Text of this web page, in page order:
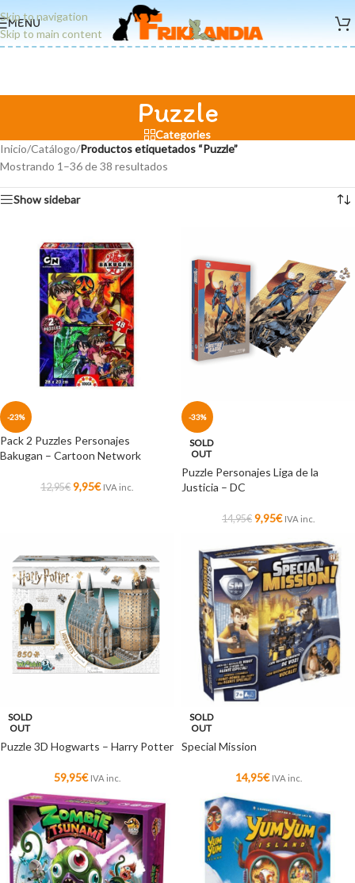
Skip to navigation
Skip to main content
MENU
Puzzle
Categories
Inicio/Catálogo/Productos etiquetados “Puzzle”
Mostrando 1–36 de 38 resultados
Show sidebar
-23%
Pack 2 Puzzles Personajes
Bakugan – Cartoon Network
12,95€ 9,95€ IVA inc.
-33%
SOLD
OUT
Puzzle Personajes Liga de la
Justicia – DC
14,95€ 9,95€ IVA inc.
SOLD
OUT
Puzzle 3D Hogwarts – Harry Potter
59,95€ IVA inc.
SOLD
OUT
Special Mission
14,95€ IVA inc.